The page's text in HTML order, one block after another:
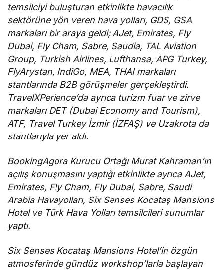
temsilciyi buluşturan etkinlikte havacılık
sektörüne yön veren hava yolları, GDS, GSA
markaları bir araya geldi; AJet, Emirates, Fly
Dubai, Fly Cham, Sabre, Saudia, TAL Aviation
Group, Turkish Airlines, Lufthansa, APG Turkey,
FlyArystan, IndiGo, MEA, THAI markaları
stantlarında B2B görüşmeler gerçekleştirdi.
TravelXPerience’da ayrıca turizm fuar ve zirve
markaları DET (Dubai Economy and Tourism),
ATF, Travel Turkey İzmir (İZFAŞ) ve Uzakrota da
stantlarıyla yer aldı.
BookingAgora Kurucu Ortağı Murat Kahraman’ın
açılış konuşmasını yaptığı etkinlikte ayrıca AJet,
Emirates, Fly Cham, Fly Dubai, Sabre, Saudi
Arabia Havayolları, Six Senses Kocataş Mansions
Hotel ve Türk Hava Yolları temsilcileri sunumlar
yaptı.
Six Senses Kocataş Mansions Hotel’in özgün
atmosferinde gündüz workshop’larla başlayan